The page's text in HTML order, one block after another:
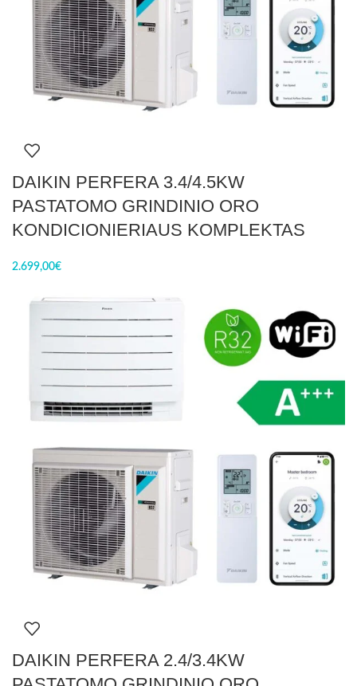
DAIKIN PERFERA 3.4/4.5KW
PASTATOMO GRINDINIO ORO
KONDICIONIERIAUS KOMPLEKTAS
2.699,00€
DAIKIN PERFERA 2.4/3.4KW